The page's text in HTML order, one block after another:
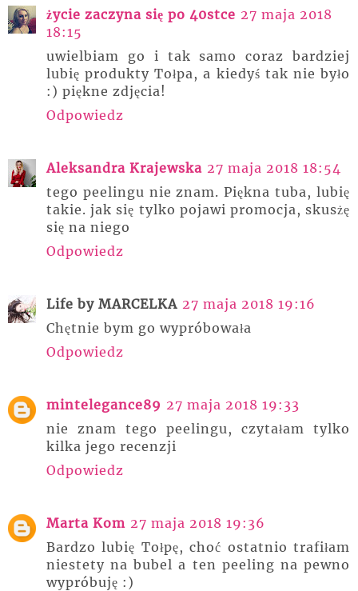
życie zaczyna się po 40stce 27 maja 2018
18:15
uwielbiam go i tak samo coraz bardziej
lubię produkty Tołpa, a kiedyś tak nie było
:) piękne zdjęcia!
Odpowiedz
Aleksandra Krajewska 27 maja 2018 18:54
tego peelingu nie znam. Piękna tuba, lubię
takie. jak się tylko pojawi promocja, skusżę
się na niego
Odpowiedz
Life by MARCELKA 27 maja 2018 19:16
Chętnie bym go wypróbowała
Odpowiedz
mintelegance89 27 maja 2018 19:33
nie znam tego peelingu, czytałam tylko
kilka jego recenzji
Odpowiedz
Marta Kom 27 maja 2018 19:36
Bardzo lubię Tołpę, choć ostatnio trafiłam
niestety na bubel a ten peeling na pewno
wypróbuję :)